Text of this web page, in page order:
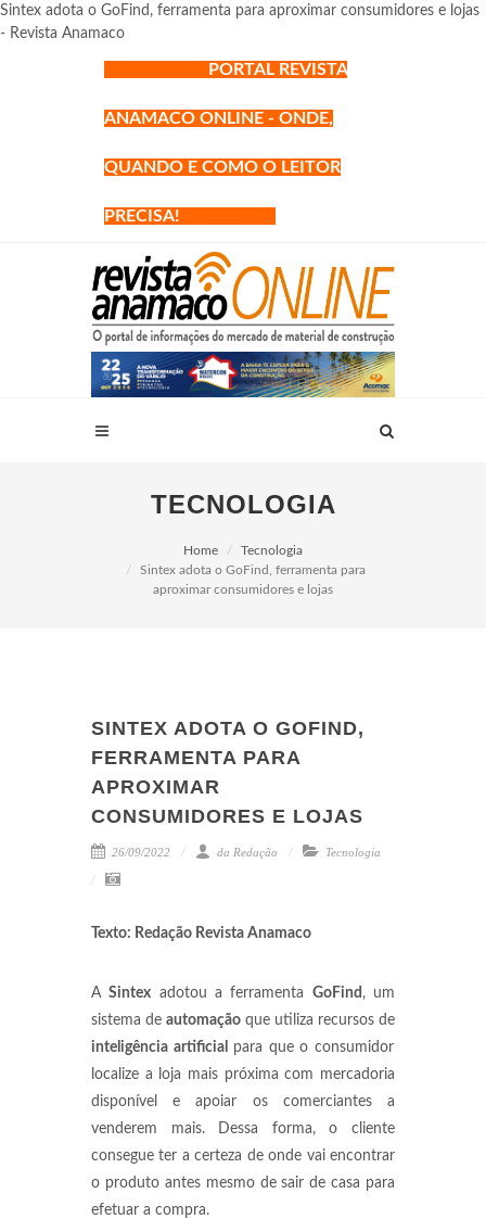
Sintex adota o GoFind, ferramenta para aproximar consumidores e lojas
- Revista Anamaco
PORTAL REVISTA
ANAMACO ONLINE - ONDE,
QUANDO E COMO O LEITOR
PRECISA!
TECNOLOGIA
Home
Tecnologia
Sintex adota o GoFind, ferramenta para
aproximar consumidores e lojas
SINTEX ADOTA O GOFIND,
FERRAMENTA PARA
APROXIMAR
CONSUMIDORES E LOJAS
26/09/2022 da Redação Tecnologia
Texto: Redação Revista Anamaco
ASintex adotou a ferramenta GoFind , um
sistema deautomação que utiliza recursos de
inteligência artificial
para que o consumidor
localize a loja mais próxima com mercadoria
disponível e apoiar os comerciantes a
venderem mais. Dessa forma, o cliente
consegue ter a certeza de onde vai encontrar
o produto antes mesmo de sair de casa para
efetuar a compra.